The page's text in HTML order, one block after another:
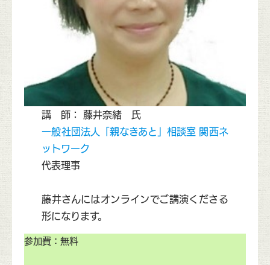
講 師： 藤井奈緒 氏
一般社団法人「親なきあと」相談室 関西ネ
ットワーク
代表理事
藤井さんにはオンラインでご講演くださる
形になります。
参加費：無料